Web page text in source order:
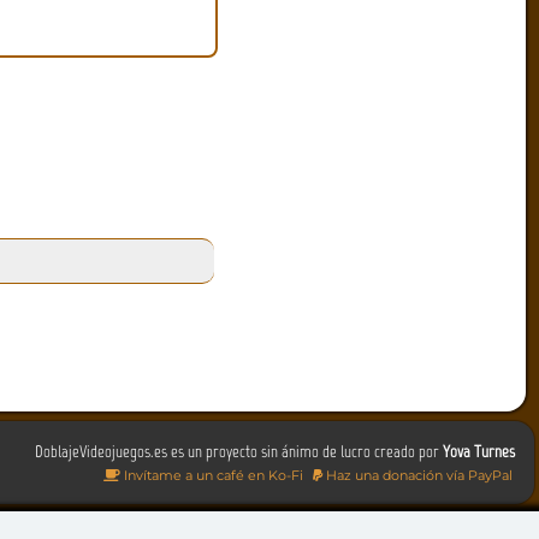
DoblajeVideojuegos.es es un proyecto sin ánimo de lucro creado porYova Turnes
Invítame a un café en Ko-Fi Haz una donación vía PayPal